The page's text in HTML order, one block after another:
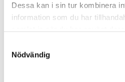
Dessa kan i sin tur kombinera
information som du har
Nödvändig
Har du frågor eller
Vi finns här